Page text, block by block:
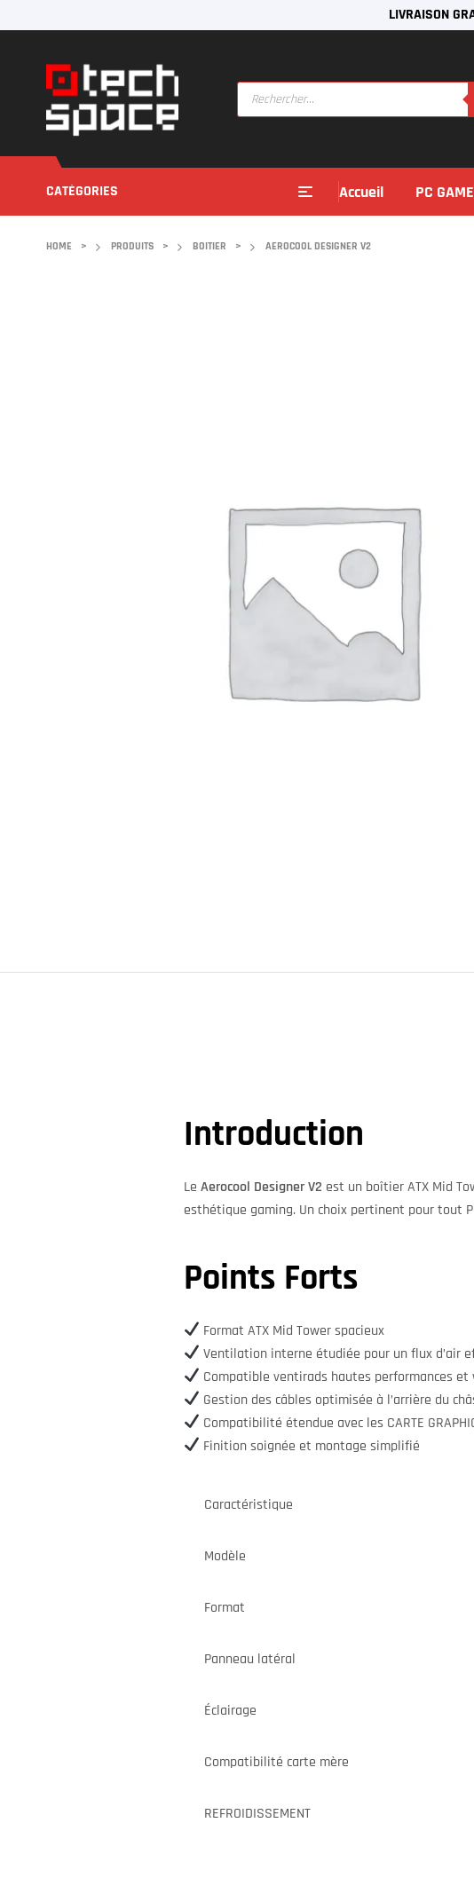
LIVRAISON
CATÉGORIES Accueil PC
HOME > PRODUITS > BOITIER > AEROCOOL DESIGNER V2
Introduction
Le Aerocool Designer V2 est un boîtier ATX Mid
esthétique gaming. Un choix pertinent pour
Points Forts
Format ATX Mid Tower spacieux
Ventilation interne étudiée pour un flux d’air
Compatible ventirads hautes performances et
Gestion des câbles optimisée à l’arrière du
Compatibilité étendue avec les CARTE
Finition soignée et montage simplifié
Caractéristique
Modèle
Format
Panneau latéral
Éclairage
Compatibilité carte mère
REFROIDISSEMENT